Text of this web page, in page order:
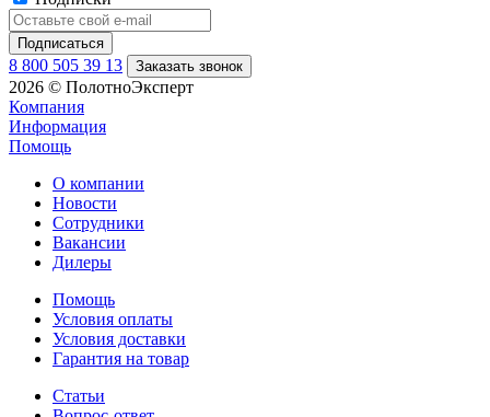
8 800 505 39 13 Заказать звонок
2026 © ПолотноЭксперт
Компания
Информация
Помощь
О компании
Новости
Сотрудники
Вакансии
Дилеры
Помощь
Условия оплаты
Условия доставки
Гарантия на товар
Статьи